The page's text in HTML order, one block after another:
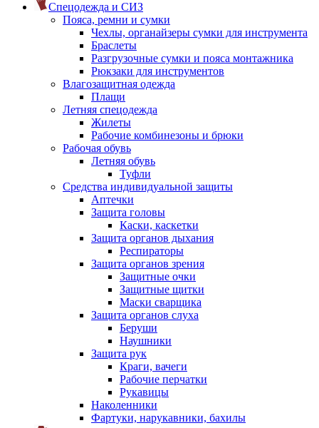
Спецодежда и СИЗ
Пояса, ремни и сумки
Чехлы, органайзеры сумки для инструмента
Браслеты
Разгрузочные сумки и пояса монтажника
Рюкзаки для инструментов
Влагозащитная одежда
Плащи
Летняя спецодежда
Жилеты
Рабочие комбинезоны и брюки
Рабочая обувь
Летняя обувь
Туфли
Средства индивидуальной защиты
Аптечки
Защита головы
Каски, каскетки
Защита органов дыхания
Респираторы
Защита органов зрения
Защитные очки
Защитные щитки
Маски сварщика
Защита органов слуха
Беруши
Наушники
Защита рук
Краги, вачеги
Рабочие перчатки
Рукавицы
Наколенники
Фартуки, нарукавники, бахилы